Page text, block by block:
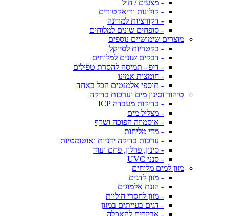
- מצעים / חול
- קולונות וריאקטורים
- דקורציות למרינה
- סופחים שונים למלוחים
מוצרים שימושיים נוספים
- בקטריות לסייקל
- דבקים שונים למלוחים
- דיפ - תמיסה להסרת טפילים
- חומצות אמינו
- תוספי אלמנטים הכל באחד
טיהור וסינון מים וערכות בדיקה
- בדיקות מעבדה ICP
- מצליל מים
- אוסמוזה הפוכה ושרף
- מדי מליחות
- ערכות בדיקה ידניות ואוטומטיות
- סינון, פרלון, פחם ועוד
- סנני UVC
מזון למים מלוחים
- מזון לדגים
- הזנת אלמוגים
- מזון לחסרי חוליות
- דגים בעייתים במזון
- אביזרים להאכלה